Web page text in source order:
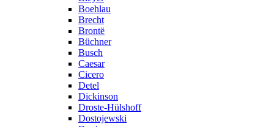
Boehlau
Brecht
Brontë
Büchner
Busch
Caesar
Cicero
Detel
Dickinson
Droste-Hülshoff
Dostojewski